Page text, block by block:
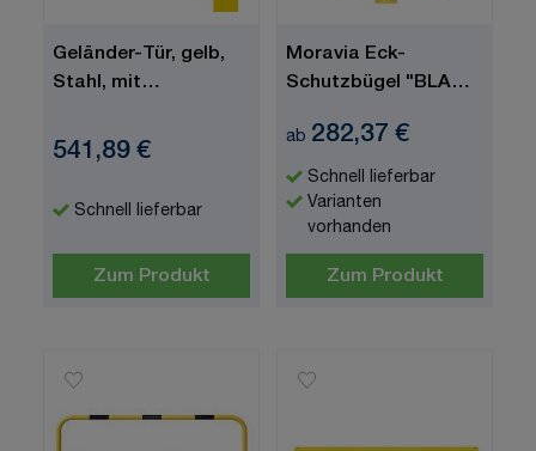
Geländer-Tür, gelb,
Stahl, mit
Mittelpfosten
541,89 €
Schnell lieferbar
Zum Produkt
Moravia Eck-
Schutzbügel "BLACK
Aufdübeln
ab 282,37 €
Schnell lieferbar
Varianten
vorhanden
Zum Produkt